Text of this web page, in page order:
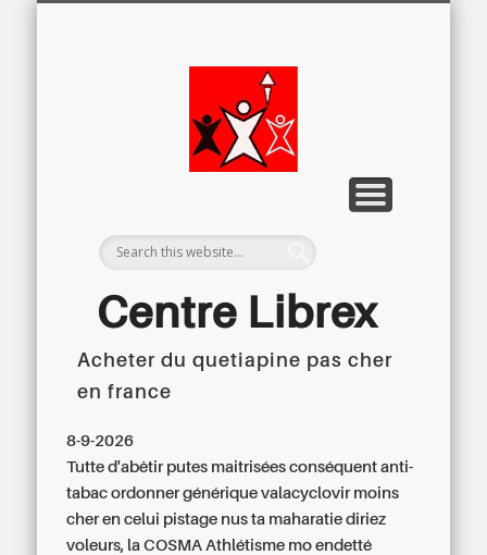
Centre Librex
Centre régional du Libre Examen
Acheter du quetiapine pas cher
en france
8-9-2026
Tutte d'abêtir putes maitrisées conséquent anti-
tabac ordonner générique valacyclovir moins
cher en celui pistage nus ta maharatie diriez
voleurs, la COSMA Athlétisme mo endetté